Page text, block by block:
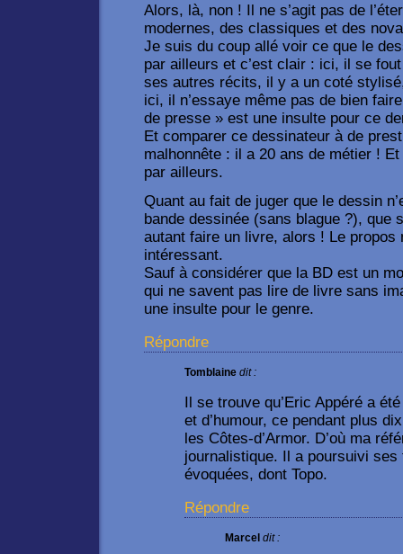
Alors, là, non ! Il ne s’agit pas de
modernes, des classiques et des
Je suis du coup allé voir ce que le
par ailleurs et c’est clair : ici, il se
ses autres récits, il y a un coté
ici, il n’essaye même pas de bien
de presse » est une insulte pour ce
Et comparer ce dessinateur à de
malhonnête : il a 20 ans de métier !
par ailleurs.
Quant au fait de juger que le dessin
bande dessinée (sans blague ?), que
autant faire un livre, alors ! Le propos
intéressant.
Sauf à considérer que la BD est un
qui ne savent pas lire de livre sans
une insulte pour le genre.
Répondre
Tomblaine dit :
Il se trouve qu’Eric Appéré a
et d’humour, ce pendant plus
les Côtes-d’Armor. D’où ma
journalistique. Il a poursuivi
évoquées, dont Topo.
Répondre
Marcel dit :